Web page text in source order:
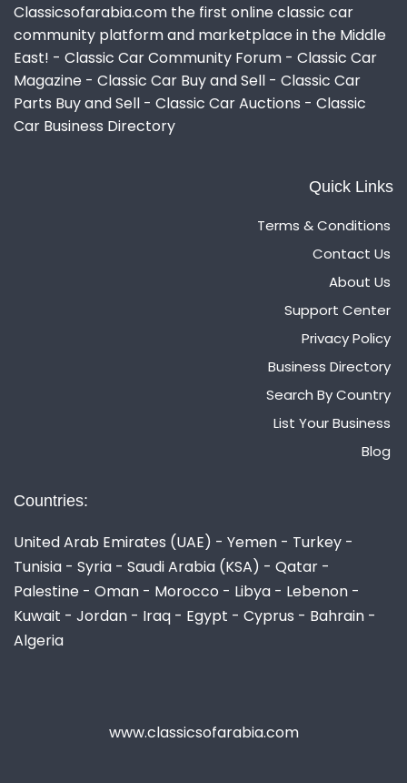
Classicsofarabia.com the first online classic car
community platform and marketplace in the Middle
East! - Classic Car Community Forum - Classic Car
Magazine - Classic Car Buy and Sell - Classic Car
Parts Buy and Sell - Classic Car Auctions - Classic
Car Business Directory
Quick Links
Terms & Conditions
Contact Us
About Us
Support Center
Privacy Policy
Business Directory
Search By Country
List Your Business
Blog
Countries:
United Arab Emirates (UAE) - Yemen - Turkey -
Tunisia - Syria - Saudi Arabia (KSA) - Qatar -
Palestine - Oman - Morocco - Libya - Lebenon -
Kuwait - Jordan - Iraq - Egypt - Cyprus - Bahrain -
Algeria
www.classicsofarabia.com